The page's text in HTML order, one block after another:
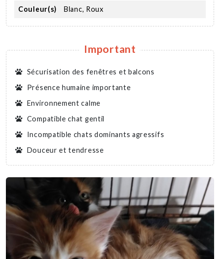
Couleur(s) Blanc, Roux
Important
Sécurisation des fenêtres et balcons
Présence humaine importante
Environnement calme
Compatible chat gentil
Incompatible chats dominants agressifs
Douceur et tendresse